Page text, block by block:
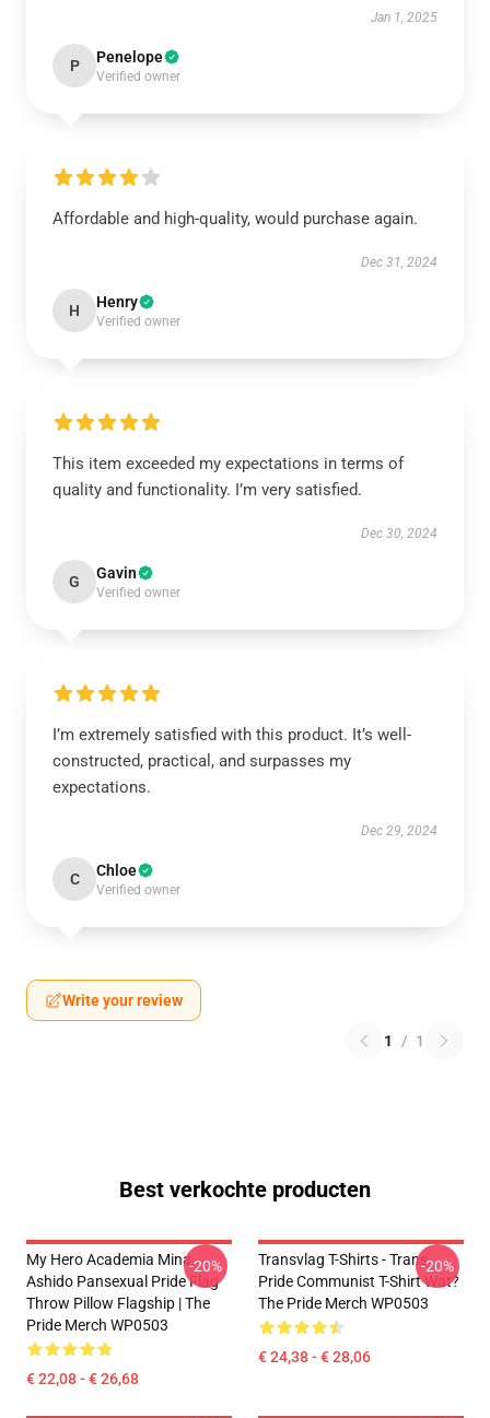
Jan 1, 2025
P Penelope
Verified owner
Affordable and high-quality, would purchase again.
Dec 31, 2024
H Henry
Verified owner
This item exceeded my expectations in terms of
quality and functionality. I’m very satisfied.
Dec 30, 2024
G Gavin
Verified owner
I’m extremely satisfied with this product. It’s well-
constructed, practical, and surpasses my
expectations.
Dec 29, 2024
C Chloe
Verified owner
Write your review
1 / 1
Best verkochte producten
My Hero Academia Mina
Ashido Pansexual Pride Flag
Throw Pillow Flagship | The
Pride Merch WP0503
€ 22,08 - € 26,68
-20%
Transvlag T-Shirts - Trans
Pride Communist T-Shirt Wat?
The Pride Merch WP0503
€ 24,38 - € 28,06
-20%